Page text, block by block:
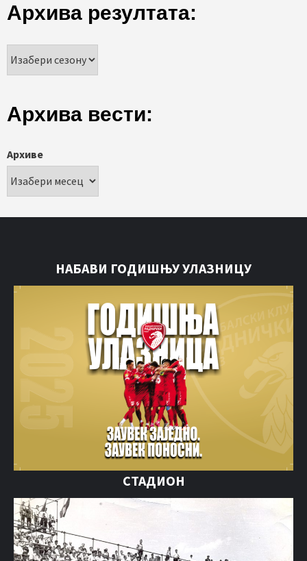
Архива резултата:
Архива вести:
Архиве
НАБАВИ ГОДИШЊУ УЛАЗНИЦУ
СТАДИОН